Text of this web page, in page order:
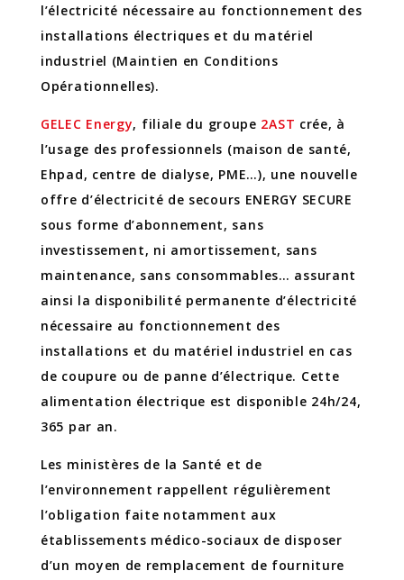
l’électricité nécessaire au fonctionnement des
installations électriques et du matériel
industriel (Maintien en Conditions
Opérationnelles).
GELEC Energy, filiale du groupe 2AST crée, à
l’usage des professionnels (maison de santé,
Ehpad, centre de dialyse, PME…), une nouvelle
offre d’électricité de secours ENERGY SECURE
sous forme d’abonnement, sans
investissement, ni amortissement, sans
maintenance, sans consommables… assurant
ainsi la disponibilité permanente d’électricité
nécessaire au fonctionnement des
installations et du matériel industriel en cas
de coupure ou de panne d’électrique. Cette
alimentation électrique est disponible 24h/24,
365 par an.
Les ministères de la Santé et de
l’environnement rappellent régulièrement
l’obligation faite notamment aux
établissements médico-sociaux de disposer
d’un moyen de remplacement de fourniture